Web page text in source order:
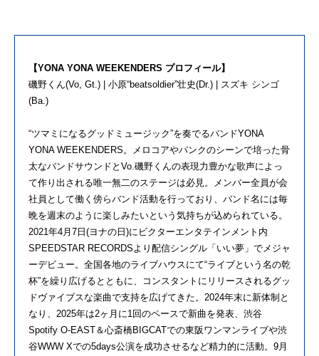
【YONA YONA WEEKENDERS プロフィール】
磯野くん(Vo, Gt.) | 小原“beatsoldier”壮史(Dr.) | スズキ シンゴ
(Ba.)
“ツマミになるグッドミュージック”を奏でるバンドYONA
YONA WEEKENDERS。メロコアやパンクのシーンで培った骨
太なバンドサウンドとVo.磯野くんの表現力豊かな歌声によっ
て作り出される唯一無二のステージは必見。メンバー全員が会
社員として働く傍らバンド活動を行っており、バンド名には毎
晩を週末のように楽しみたいという気持ちが込められている。
2021年4月7日(ヨナの日)にビクターエンタテインメント内
SPEEDSTAR RECORDSより配信シングル「いい夢」でメジャ
ーデビュー。全国各地のライブハウスにて“ライブという名の乾
杯”を繰り広げるとともに、コンスタントにリリースされるグッ
ドヴァイブスな楽曲で支持を広げてきた。2024年末に新体制と
なり、2025年は2ヶ月に1回のペースで新曲を発表、渋谷
Spotify O-EAST＆心斎橋BIGCATでの東阪ワンマンライブや渋
谷WWW Xでの5days公演を成功させるなど精力的に活動。9月